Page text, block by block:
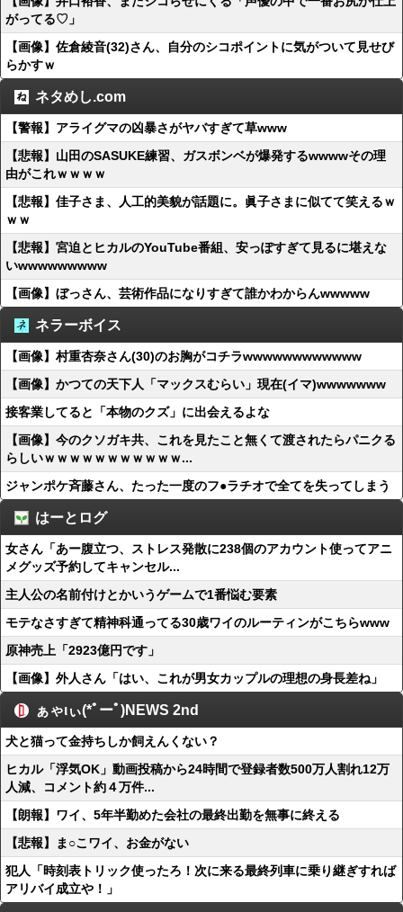
がってる♡」
【画像】佐倉綾音(32)さん、自分のシコポイントに気がついて見せび
らかすｗ
ネタめし.com
【警報】アライグマの凶暴さがヤバすぎて草www
【悲報】山田のSASUKE練習、ガスボンベが爆発するwwwwその理
由がこれｗｗｗｗ
【悲報】佳子さま、人工的美貌が話題に。眞子さまに似てて笑えるｗ
ｗｗ
【悲報】宮迫とヒカルのYouTube番組、安っぽすぎて見るに堪えな
いwwwwwwwww
【画像】ぼっさん、芸術作品になりすぎて誰かわからんwwwww
ネラーボイス
【画像】村重杏奈さん(30)のお胸がコチラwwwwwwwwwwww
【画像】かつての天下人「マックスむらい」現在(イマ)wwwwwww
接客業してると「本物のクズ」に出会えるよな
【画像】今のクソガキ共、これを見たこと無くて渡されたらパニクる
らしいｗｗｗｗｗｗｗｗｗｗｗ...
ジャンポケ斉藤さん、たった一度のフ●ラチオで全てを失ってしまう
はーとログ
女さん「あー腹立つ、ストレス発散に238個のアカウント使ってアニ
メグッズ予約してキャンセル...
主人公の名前付けとかいうゲームで1番悩む要素
モテなさすぎて精神科通ってる30歳ワイのルーティンがこちらwww
原神売上「2923億円です」
【画像】外人さん「はい、これが男女カップルの理想の身長差ね」
ぁゃιぃ(*ﾟーﾟ)NEWS 2nd
犬と猫って金持ちしか飼えんくない？
ヒカル「浮気OK」動画投稿から24時間で登録者数500万人割れ12万
人減、コメント約４万件...
【朗報】ワイ、5年半勤めた会社の最終出勤を無事に終える
【悲報】ま○こワイ、お金がない
犯人「時刻表トリック使ったろ！次に来る最終列車に乗り継ぎすれば
アリバイ成立や！」